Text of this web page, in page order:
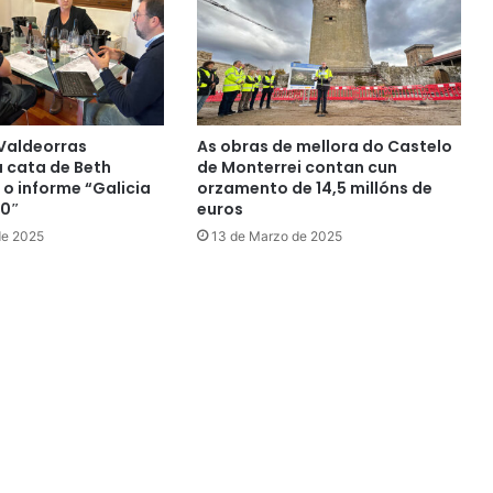
cata de Beth
informe “Galicia
2025
As obras de mellora do Castelo
de Monterrei contan cun
orzamento de 14,5 millóns de
euros
13 de Marzo de 2025